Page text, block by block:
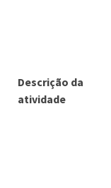
Descrição da
atividade